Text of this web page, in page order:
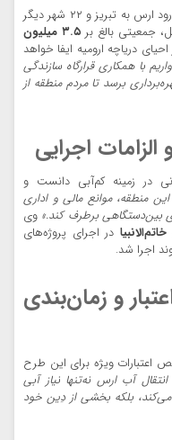
این پروژه با هدف انتقال آب از سرشاخه‌های رود ارس به تبریز و ۲۲ شهر دیگر
جمعیتی بالغ بر
۳.۵ میلیون
دریاچه ارومیه ایفا خواهد
با همکاری قرارگاه سازندگی
۳ سال آینده به بهره‌برداری برسد تا مردم منطقه از
اجرایی
در زمینه کم‌آبی دانست و
منطقه، موانع مالی و اداری
بین‌دستگاهی برطرف کند.» وی
در اجرای پروژه‌های
اجرا شد.
و زمان‌بندی
اعتبارات ویژه برای این طرح
آب ارس نه‌تنها نیاز آبی
بلکه بخشی از دِین خود